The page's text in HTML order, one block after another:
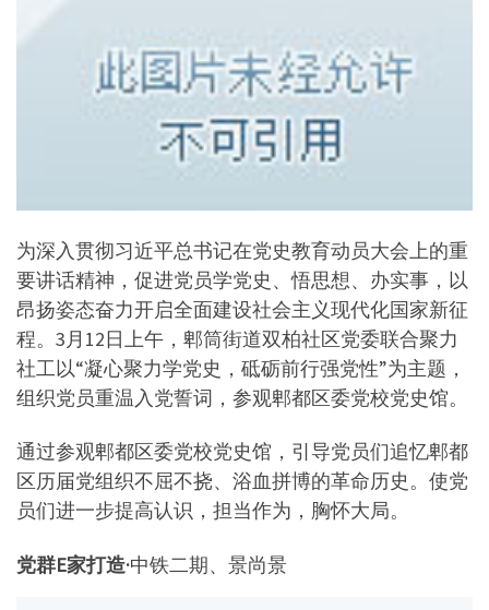
为深入贯彻习近平总书记在党史教育动员大会上的重
要讲话精神，促进党员学党史、悟思想、办实事，以
昂扬姿态奋力开启全面建设社会主义现代化国家新征
程。3月12日上午，郫筒街道双柏社区党委联合聚力
社工以“凝心聚力学党史，砥砺前行强党性”为主题，
组织党员重温入党誓词，参观郫都区委党校党史馆。
通过参观郫都区委党校党史馆，引导党员们追忆郫都
区历届党组织不屈不挠、浴血拼博的革命历史。使党
员们进一步提高认识，担当作为，胸怀大局。
党群E家打造·中铁二期、景尚景